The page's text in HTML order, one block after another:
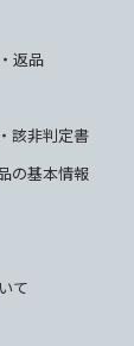
返品
該非判定書
の基本情報
て